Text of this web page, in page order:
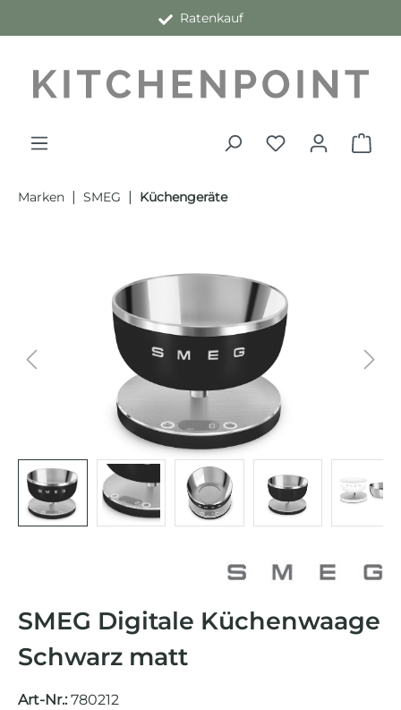
Ratenkauf
Kauf auf Rechnung
Marken | SMEG | Küchengeräte
SMEG Digitale Küchenwaage
Schwarz matt
Art-Nr.: 780212